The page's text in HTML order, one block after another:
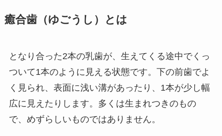
癒合歯（ゆごうし）とは
となり合った2本の乳歯が、生えてくる途中でくっ
ついて1本のように見える状態です。下の前歯でよ
く見られ、表面に浅い溝があったり、1本が少し幅
広に見えたりします。多くは生まれつきのもの
で、めずらしいものではありません。